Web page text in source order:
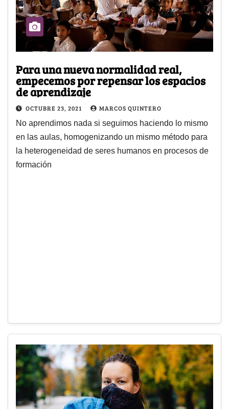
Para una nueva normalidad real,
empecemos por repensar los espacios
de aprendizaje
OCTUBRE 23, 2021 MARCOS QUINTERO
No aprendimos nada si seguimos haciendo lo mismo
en las aulas, homogenizando un mismo método para
la heterogeneidad de seres humanos en procesos de
formación